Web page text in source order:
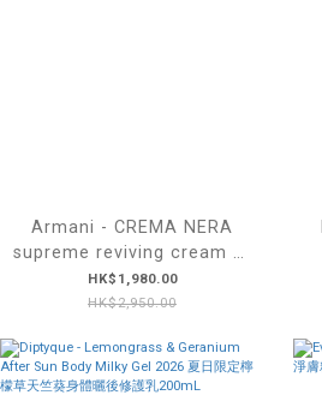
Armani - CREMA NERA
supreme reviving cream 極
致再生乳霜 （滋潤） 50mL
HK$1,980.00
HK$2,950.00